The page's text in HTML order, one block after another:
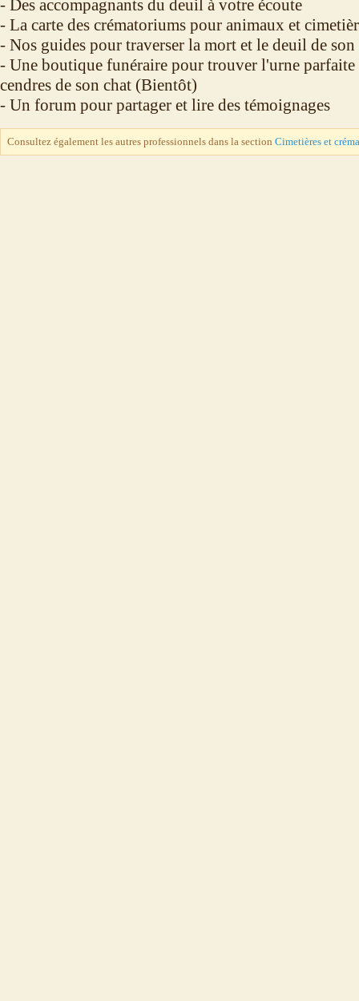
- Des accompagnants du deuil à votre écoute
- La carte des crématoriums pour animaux et
- Nos guides pour traverser la mort et le deuil de
- Une boutique funéraire pour trouver l'urne parfaite
cendres de son chat (Bientôt)
- Un forum pour partager et lire des témoignages
Consultez également les autres professionnels dans la section Cimetières et